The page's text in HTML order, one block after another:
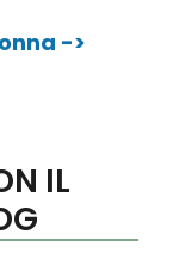
->
IL